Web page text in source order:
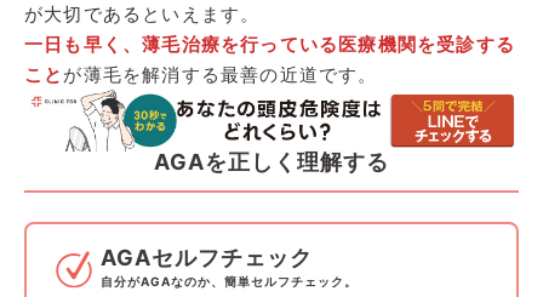
が大切である といえます。
一日も早く、薄毛治療を行っている医療機関を受診する
こと が薄毛を解消する最善の近道です。
AGAを正しく理解する
AGAセルフチェック
自分がAGAなのか、簡単セルフチェック。